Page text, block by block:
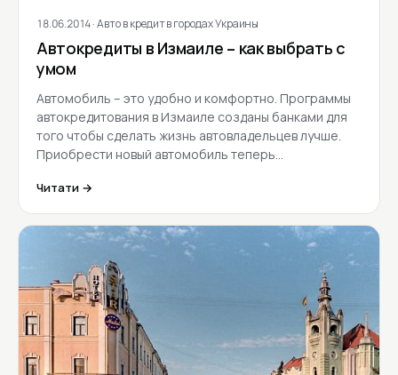
18.06.2014· Авто в кредит в городах Украины
Автокредиты в Измаиле – как выбрать с
умом
Автомобиль – это удобно и комфортно. Программы
автокредитования в Измаиле созданы банками для
того чтобы сделать жизнь автовладельцев лучше.
Приобрести новый автомобиль теперь…
Читати →